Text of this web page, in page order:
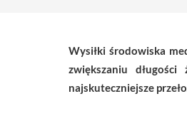
Wysiłki środowiska
zwiększaniu
najskuteczniejsze